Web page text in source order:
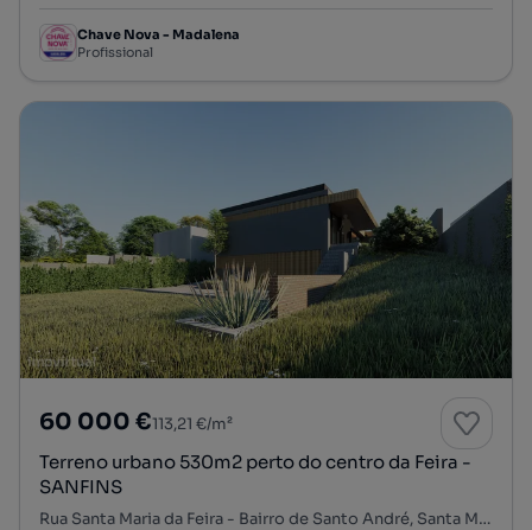
Chave Nova - Madalena
Profissional
60 000 €113,21 €/m²
Terreno urbano 530m2 perto do centro da Feira -
SANFINS
Rua Santa Maria da Feira - Bairro de Santo André, Santa Maria da Feira, Travanca, Sanfins e Espargo, Santa Maria da Feira, Aveiro